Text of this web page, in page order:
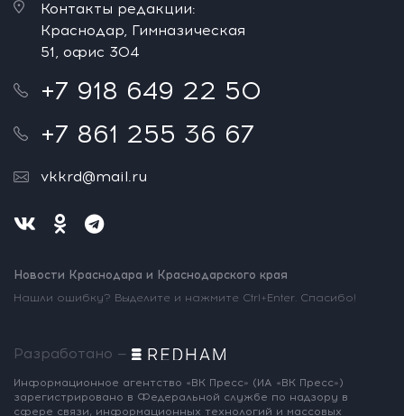
Контакты редакции:
Краснодар, Гимназическая
51, офис 304
+7 918 649 22 50
+7 861 255 36 67
vkkrd@mail.ru
Новости Краснодара и Краснодарского края
Нашли ошибку? Выделите и нажмите Ctrl+Enter. Спасибо!
Разработано —
Информационное агентство «ВК Пресс» (ИА «ВК Пресс»)
зарегистрировано в Федеральной службе по надзору в
сфере связи, информационных технологий и массовых